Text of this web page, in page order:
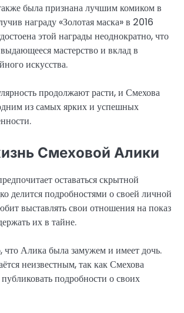
была признана лучшим комиком в
награду «Золотая маска» в 2016
этой награды неоднократно, что
мастерство и вклад в
искусства.
продолжают расти, и Смехова
из самых ярких и успешных
Смеховой Алики
оставаться скрытной
делится подробностями о своей личной
выставлять свои отношения на показ
их в тайне.
что Алика была замужем и имеет дочь.
неизвестным, так как Смехова
подробности о своих